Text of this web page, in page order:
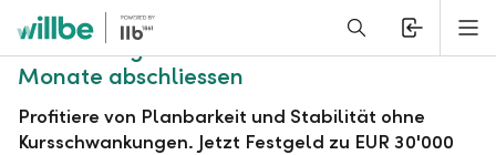
Alerts.Headline
willbe Festgeld zu EUR 30'000 für 3
Monate abschliessen
Profitiere von Planbarkeit und Stabilität ohne
Kursschwankungen. Jetzt Festgeld zu EUR 30'000